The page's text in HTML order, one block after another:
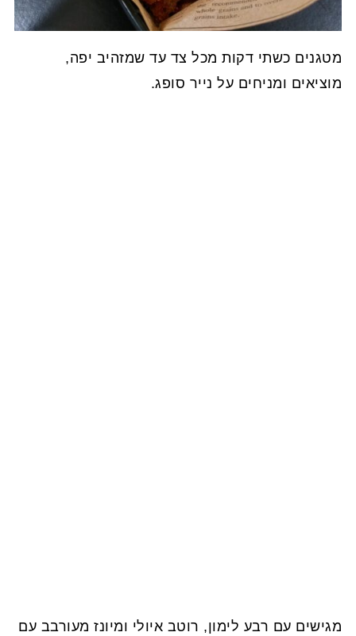
מטגנים כשתי דקות מכל צד עד שמזהיב יפה,
מוציאים ומניחים על נייר סופג.
מגישים עם רבע לימון, רוטב איולי ומיונז מעורבב עם